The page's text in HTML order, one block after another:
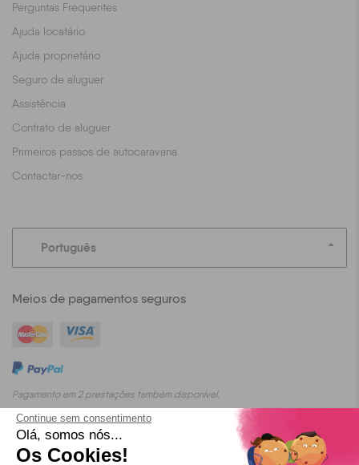
Perguntas Frequentes
Ajuda locatário
Ajuda proprietário
Seguro de aluguer
Assistência
Contrato de aluguer
Primeiros passos de autocaravana
Contactar-nos
Português
Meios de pagamentos seguros
Pagamento em 2 prestações também disponível.
Continue sem consentimento
Olá, somos nós...
Os Cookies!